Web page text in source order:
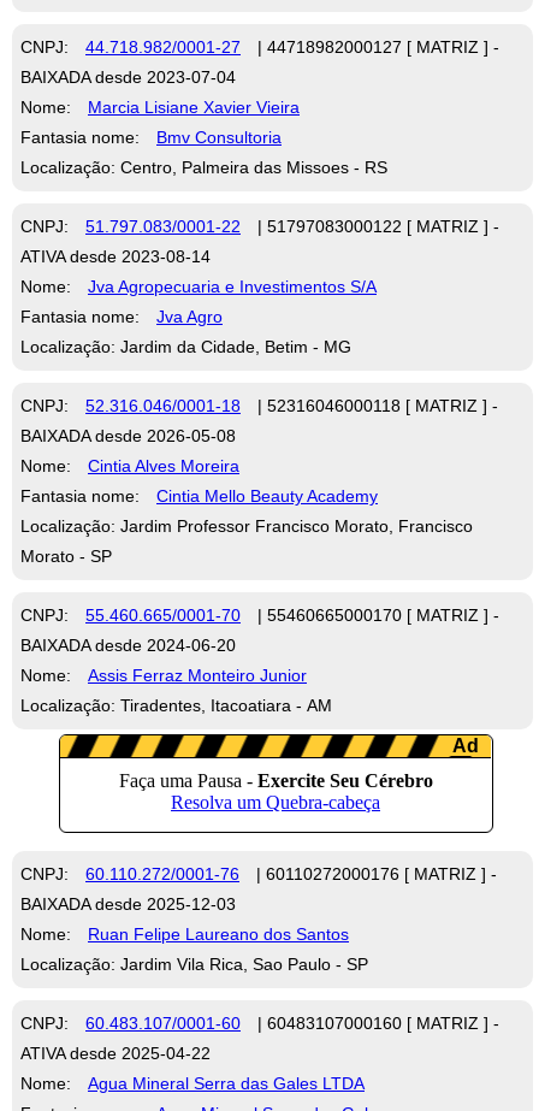
CNPJ: 44.718.982/0001-27
| 44718982000127 [ MATRIZ ] -
BAIXADA desde 2023-07-04
Nome:
Marcia Lisiane Xavier Vieira
Fantasia nome:
Bmv Consultoria
Localização: Centro, Palmeira das Missoes - RS
CNPJ: 51.797.083/0001-22
| 51797083000122 [ MATRIZ ] -
ATIVA desde 2023-08-14
Nome:
Jva Agropecuaria e Investimentos S/A
Fantasia nome:
Jva Agro
Localização: Jardim da Cidade, Betim - MG
CNPJ: 52.316.046/0001-18
| 52316046000118 [ MATRIZ ] -
BAIXADA desde 2026-05-08
Nome:
Cintia Alves Moreira
Fantasia nome:
Cintia Mello Beauty Academy
Localização: Jardim Professor Francisco Morato, Francisco
Morato - SP
CNPJ: 55.460.665/0001-70
| 55460665000170 [ MATRIZ ] -
BAIXADA desde 2024-06-20
Nome:
Assis Ferraz Monteiro Junior
Localização: Tiradentes, Itacoatiara - AM
CNPJ: 60.110.272/0001-76
| 60110272000176 [ MATRIZ ] -
BAIXADA desde 2025-12-03
Nome:
Ruan Felipe Laureano dos Santos
Localização: Jardim Vila Rica, Sao Paulo - SP
CNPJ: 60.483.107/0001-60
| 60483107000160 [ MATRIZ ] -
ATIVA desde 2025-04-22
Nome:
Agua Mineral Serra das Gales LTDA